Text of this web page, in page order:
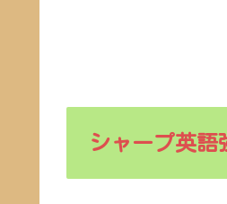
シャープ英語